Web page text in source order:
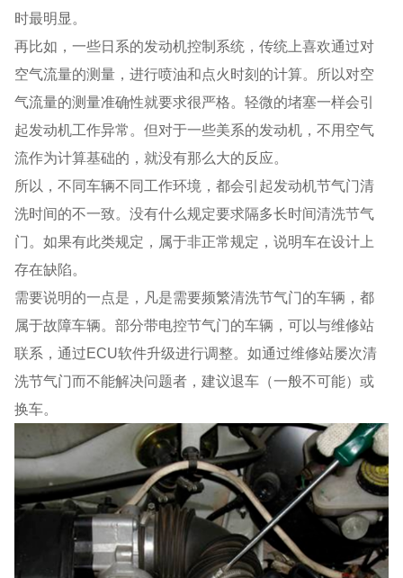
时最明显。
再比如，一些日系的发动机控制系统，传统上喜欢通过对
空气流量的测量，进行喷油和点火时刻的计算。所以对空
气流量的测量准确性就要求很严格。轻微的堵塞一样会引
起发动机工作异常。但对于一些美系的发动机，不用空气
流作为计算基础的，就没有那么大的反应。
所以，不同车辆不同工作环境，都会引起发动机节气门清
洗时间的不一致。没有什么规定要求隔多长时间清洗节气
门。如果有此类规定，属于非正常规定，说明车在设计上
存在缺陷。
需要说明的一点是，凡是需要频繁清洗节气门的车辆，都
属于故障车辆。部分带电控节气门的车辆，可以与维修站
联系，通过ECU软件升级进行调整。如通过维修站屡次清
洗节气门而不能解决问题者，建议退车（一般不可能）或
换车。